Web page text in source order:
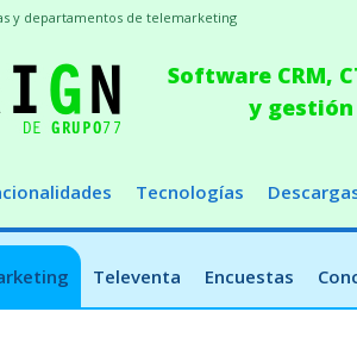
Software CRM,
y
Tecnologías
Televenta Encuestas
y departamentos de telemarketing